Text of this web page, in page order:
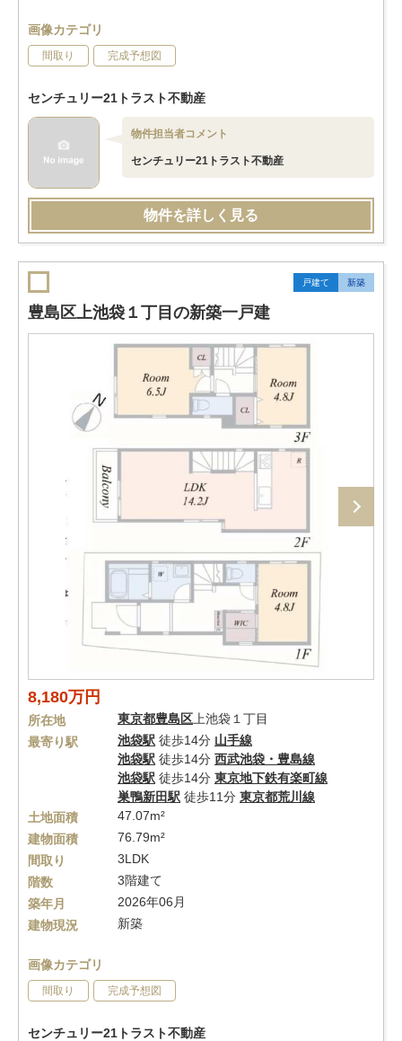
画像カテゴリ
間取り 完成予想図
センチュリー21トラスト不動産
物件担当者コメント
センチュリー21トラスト不動産
物件を詳しく見る
戸建て 新築
豊島区上池袋１丁目の新築一戸建
8,180万円
所在地 東京都豊島区 上池袋１丁目
最寄り駅
池袋駅 徒歩14分 山手線
池袋駅 徒歩14分 西武池袋・豊島線
池袋駅 徒歩14分 東京地下鉄有楽町線
巣鴨新田駅 徒歩11分 東京都荒川線
土地面積
47.07m²
建物面積
76.79m²
間取り
3LDK
階数
3階建て
築年月
2026年06月
建物現況
新築
画像カテゴリ
間取り 完成予想図
センチュリー21トラスト不動産